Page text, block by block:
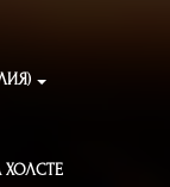
ХОЛСТЕ